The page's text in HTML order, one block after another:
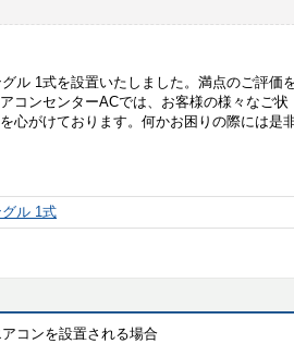
ル 1式を設置いたしました。満点のご評価
コンセンターACでは、お客様の様々なご状
心がけております。何かお困りの際には是
ル 1式
コンを設置される場合